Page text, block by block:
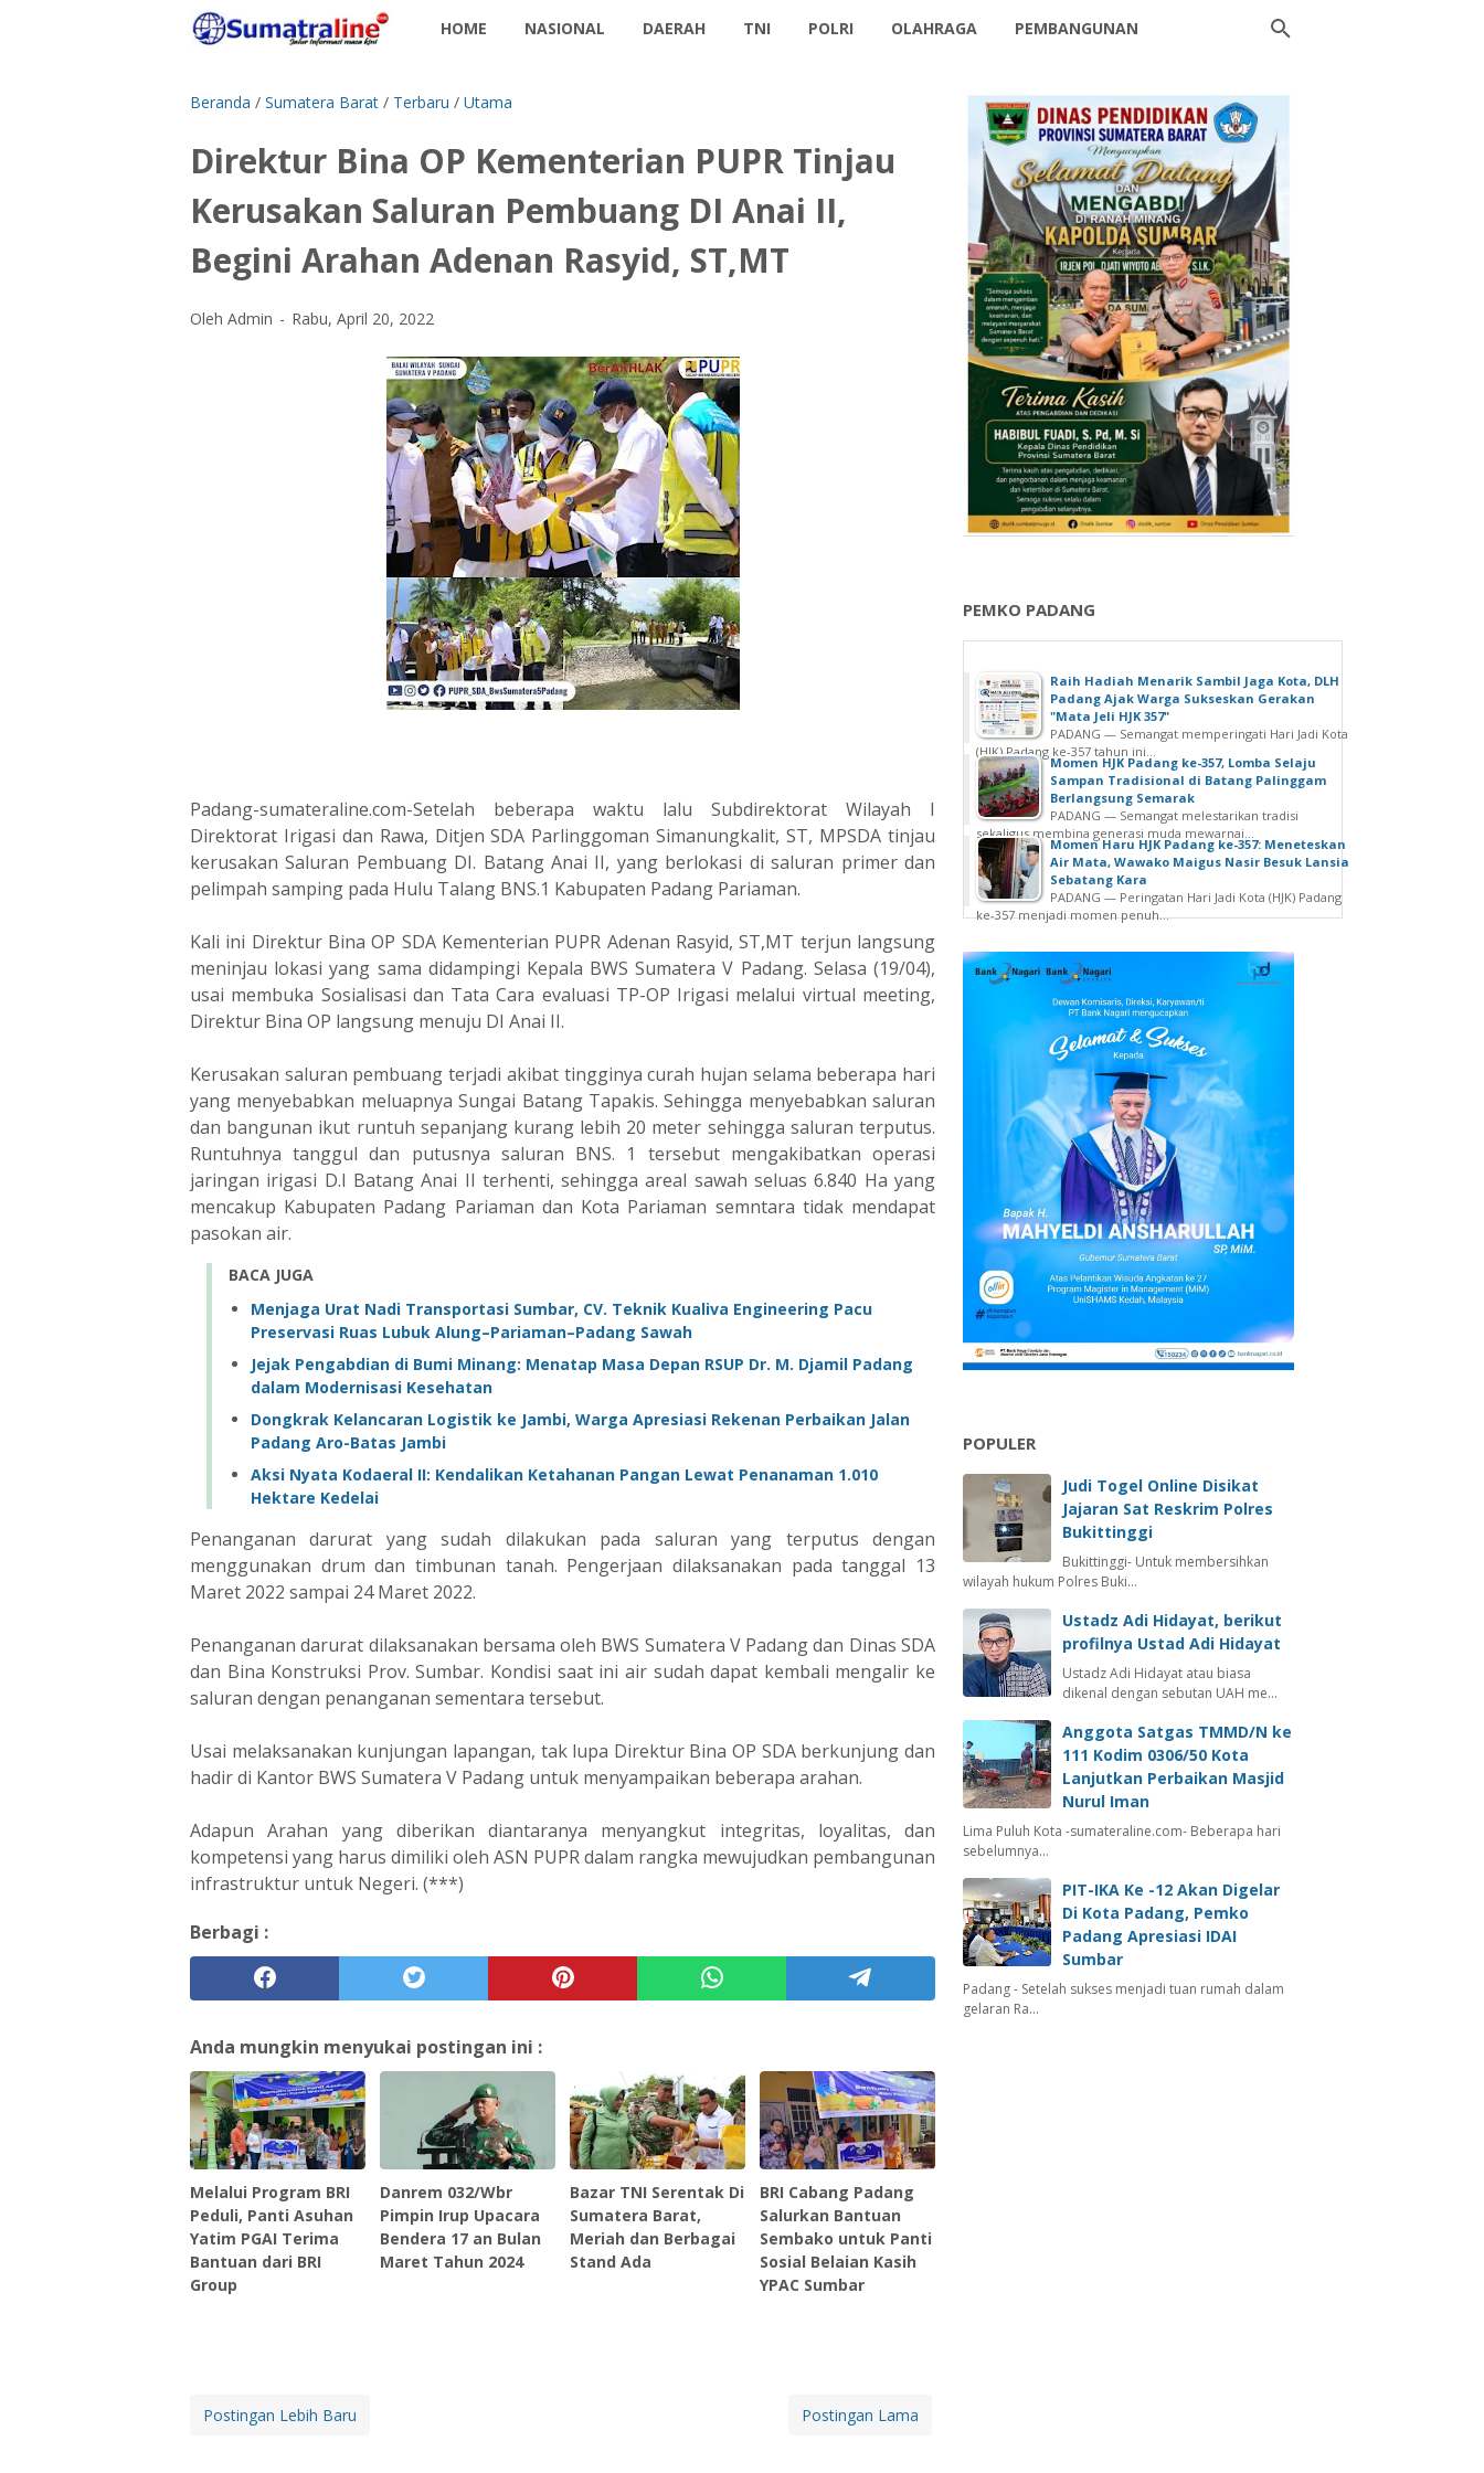
HOME NASIONAL DAERAH TNI POLRI OLAHRAGA PEMBANGUNAN
Beranda / Sumatera Barat / Terbaru / Utama
Direktur Bina OP Kementerian PUPR Tinjau
Kerusakan Saluran Pembuang DI Anai II,
Begini Arahan Adenan Rasyid, ST,MT
Oleh Admin Rabu, April 20, 2022
Padang-sumateraline.com-Setelah beberapa waktu lalu Subdirektorat Wilayah I
Direktorat Irigasi dan Rawa, Ditjen SDA Parlinggoman Simanungkalit, ST, MPSDA tinjau
kerusakan Saluran Pembuang DI. Batang Anai II, yang berlokasi di saluran primer dan
pelimpah samping pada Hulu Talang BNS.1 Kabupaten Padang Pariaman.
Kali ini Direktur Bina OP SDA Kementerian PUPR Adenan Rasyid, ST,MT terjun langsung
meninjau lokasi yang sama didampingi Kepala BWS Sumatera V Padang. Selasa (19/04),
usai membuka Sosialisasi dan Tata Cara evaluasi TP-OP Irigasi melalui virtual meeting,
Direktur Bina OP langsung menuju DI Anai II.
Kerusakan saluran pembuang terjadi akibat tingginya curah hujan selama beberapa hari
yang menyebabkan meluapnya Sungai Batang Tapakis. Sehingga menyebabkan saluran
dan bangunan ikut runtuh sepanjang kurang lebih 20 meter sehingga saluran terputus.
Runtuhnya tanggul dan putusnya saluran BNS. 1 tersebut mengakibatkan operasi
jaringan irigasi D.I Batang Anai II terhenti, sehingga areal sawah seluas 6.840 Ha yang
mencakup Kabupaten Padang Pariaman dan Kota Pariaman semntara tidak mendapat
pasokan air.
BACA JUGA
Menjaga Urat Nadi Transportasi Sumbar, CV. Teknik Kualiva Engineering Pacu
Preservasi Ruas Lubuk Alung–Pariaman–Padang Sawah
Jejak Pengabdian di Bumi Minang: Menatap Masa Depan RSUP Dr. M. Djamil Padang
dalam Modernisasi Kesehatan
Dongkrak Kelancaran Logistik ke Jambi, Warga Apresiasi Rekenan Perbaikan Jalan
Padang Aro-Batas Jambi
Aksi Nyata Kodaeral II: Kendalikan Ketahanan Pangan Lewat Penanaman 1.010
Hektare Kedelai
Penanganan darurat yang sudah dilakukan pada saluran yang terputus dengan
menggunakan drum dan timbunan tanah. Pengerjaan dilaksanakan pada tanggal 13
Maret 2022 sampai 24 Maret 2022.
Penanganan darurat dilaksanakan bersama oleh BWS Sumatera V Padang dan Dinas SDA
dan Bina Konstruksi Prov. Sumbar. Kondisi saat ini air sudah dapat kembali mengalir ke
saluran dengan penanganan sementara tersebut.
Usai melaksanakan kunjungan lapangan, tak lupa Direktur Bina OP SDA berkunjung dan
hadir di Kantor BWS Sumatera V Padang untuk menyampaikan beberapa arahan.
Adapun Arahan yang diberikan diantaranya menyangkut integritas, loyalitas, dan
kompetensi yang harus dimiliki oleh ASN PUPR dalam rangka mewujudkan pembangunan
infrastruktur untuk Negeri. (***)
Berbagi :
Anda mungkin menyukai postingan ini :
Melalui Program BRI
Peduli, Panti Asuhan
Yatim PGAI Terima
Bantuan dari BRI
Group
Danrem 032/Wbr
Pimpin Irup Upacara
Bendera 17 an Bulan
Maret Tahun 2024
Bazar TNI Serentak Di
Sumatera Barat,
Meriah dan Berbagai
Stand Ada
BRI Cabang Padang
Salurkan Bantuan
Sembako untuk Panti
Sosial Belaian Kasih
YPAC Sumbar
Postingan Lebih Baru Postingan Lama
PEMKO PADANG
Raih Hadiah Menarik Sambil Jaga Kota, DLH
Padang Ajak Warga Sukseskan Gerakan
"Mata Jeli HJK 357"
PADANG — Semangat memperingati Hari Jadi Kota
(HJK) Padang ke-357 tahun ini...
Momen HJK Padang ke-357, Lomba Selaju
Sampan Tradisional di Batang Palinggam
Berlangsung Semarak
PADANG — Semangat melestarikan tradisi
sekaligus membina generasi muda mewarnai...
Momen Haru HJK Padang ke-357: Meneteskan
Air Mata, Wawako Maigus Nasir Besuk Lansia
Sebatang Kara
PADANG — Peringatan Hari Jadi Kota (HJK) Padang
ke-357 menjadi momen penuh...
POPULER
Judi Togel Online Disikat
Jajaran Sat Reskrim Polres
Bukittinggi
Bukittinggi- Untuk membersihkan
wilayah hukum Polres Buki…
Ustadz Adi Hidayat, berikut
profilnya Ustad Adi Hidayat
Ustadz Adi Hidayat atau biasa
dikenal dengan sebutan UAH me…
Anggota Satgas TMMD/N ke
111 Kodim 0306/50 Kota
Lanjutkan Perbaikan Masjid
Nurul Iman
Lima Puluh Kota -sumateraline.com- Beberapa hari
sebelumnya…
PIT-IKA Ke -12 Akan Digelar
Di Kota Padang, Pemko
Padang Apresiasi IDAI
Sumbar
Padang - Setelah sukses menjadi tuan rumah dalam
gelaran Ra…